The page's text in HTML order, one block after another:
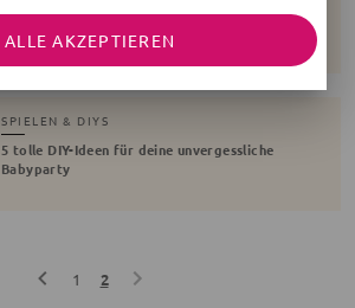
Babyspielzeug selbst basteln - 4 tolle DIY-Ideen
SPIELEN & DIYS
5 tolle DIY-Ideen für deine unvergessliche
Babyparty
1 2
ALLE AKZEPTIEREN